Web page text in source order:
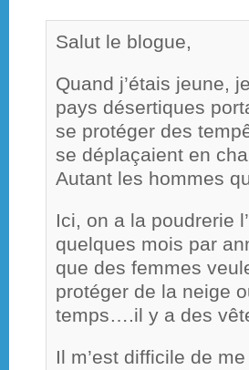
Salut le blogue,
Quand j’étais jeune,
pays désertiques
se protéger des
se déplaçaient en
Autant les hommes
Ici, on a la poudrerie
quelques mois par
que des femmes
protéger de la neige
temps….il y a des
Il m’est difficile de